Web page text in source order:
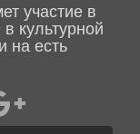
участие в
культурной
на есть